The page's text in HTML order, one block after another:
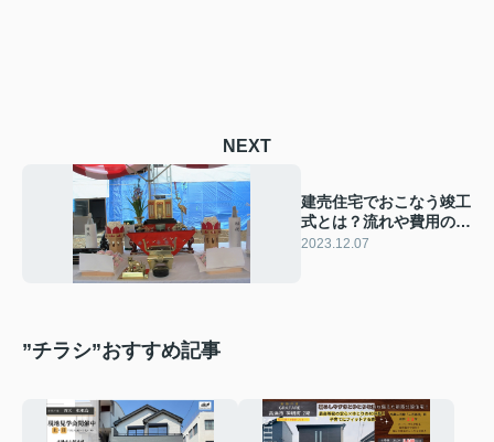
NEXT
建売住宅でおこなう竣工
式とは？流れや費用の目
安をご紹介！
2023.12.07
”チラシ”おすすめ記事